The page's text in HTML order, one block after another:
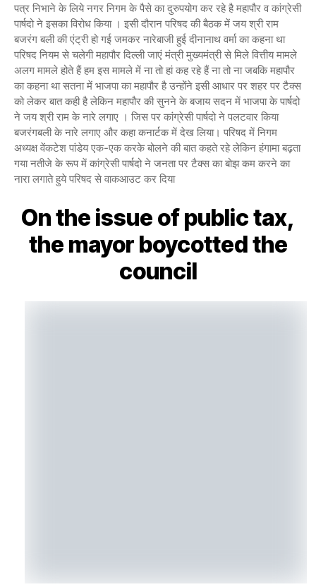
पत्र निभाने के लिये नगर निगम के पैसे का दुरुपयोग कर रहे है महापौर व कांग्रेसी
पार्षदो ने इसका विरोध किया । इसी दौरान परिषद की बैठक में जय श्री राम
बजरंग बली की एंट्री हो गई जमकर नारेबाजी हुई दीनानाथ वर्मा का कहना था
परिषद नियम से चलेगी महापौर दिल्ली जाएं मंत्री मुख्यमंत्री से मिले वित्तीय मामले
अलग मामले होते हैं हम इस मामले में ना तो हां कह रहे हैं ना तो ना जबकि महापौर
का कहना था सतना में भाजपा का महापौर है उन्होंने इसी आधार पर शहर पर टैक्स
को लेकर बात कही है लेकिन महापौर की सुनने के बजाय सदन में भाजपा के पार्षदो
ने जय श्री राम के नारे लगाए । जिस पर कांग्रेसी पार्षदो ने पलटवार किया
बजरंगबली के नारे लगाए और कहा कनार्टक में देख लिया। परिषद में निगम
अध्यक्ष वेंकटेश पांडेय एक-एक करके बोलने की बात कहते रहे लेकिन हंगामा बढ़ता
गया नतीजे के रूप में कांग्रेसी पार्षदो ने जनता पर टैक्स का बोझ कम करने का
नारा लगाते हुये परिषद से वाकआउट कर दिया
On the issue of public tax,
the mayor boycotted the
council